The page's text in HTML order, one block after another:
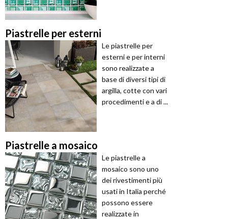
Piastrelle per esterni
Le piastrelle per
esterni e per interni
sono realizzate a
base di diversi tipi di
argilla, cotte con vari
procedimenti e a di ...
Piastrelle a mosaico
Le piastrelle a
mosaico sono uno
dei rivestimenti più
usati in Italia perché
possono essere
realizzate in